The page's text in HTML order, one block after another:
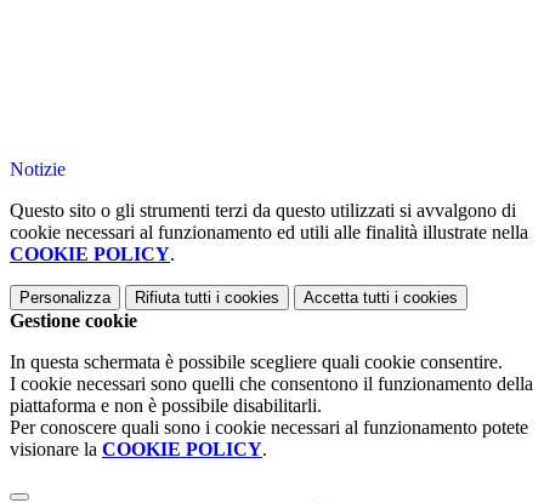
Notizie
Questo sito o gli strumenti terzi da questo utilizzati si avvalgono di
cookie necessari al funzionamento ed utili alle finalità illustrate nella
COOKIE POLICY.
Personalizza Rifiuta tutti i cookies Accetta tutti i cookies
Gestione cookie
In questa schermata è possibile scegliere quali cookie consentire.
I cookie necessari sono quelli che consentono il funzionamento della
piattaforma e non è possibile disabilitarli.
Per conoscere quali sono i cookie necessari al funzionamento potete
visionare la COOKIE POLICY.